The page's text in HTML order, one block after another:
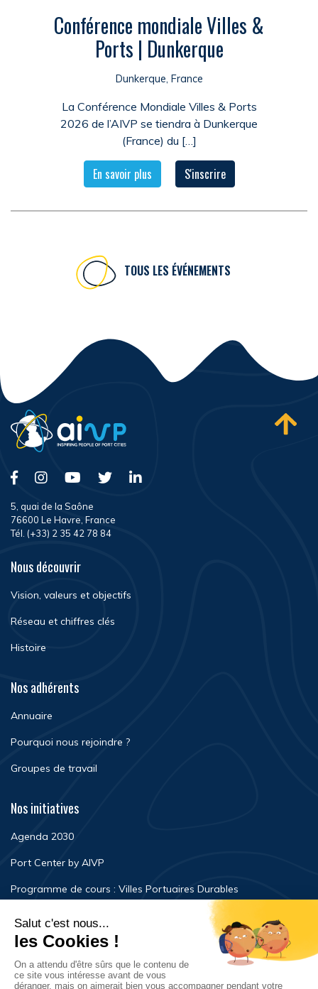
Conférence mondiale Villes &
Ports | Dunkerque
Dunkerque, France
La Conférence Mondiale Villes & Ports
2026 de l’AIVP se tiendra à Dunkerque
(France) du […]
En savoir plus S'inscrire
TOUS LES ÉVÉNEMENTS
5, quai de la Saône
76600 Le Havre, France
Tél. (+33) 2 35 42 78 84
Nous découvrir
Vision, valeurs et objectifs
Réseau et chiffres clés
Histoire
Nos adhérents
Annuaire
Pourquoi nous rejoindre ?
Groupes de travail
Nos initiatives
Agenda 2030
Port Center by AIVP
Programme de cours : Villes Portuaires Durables
Newsroom
Événements